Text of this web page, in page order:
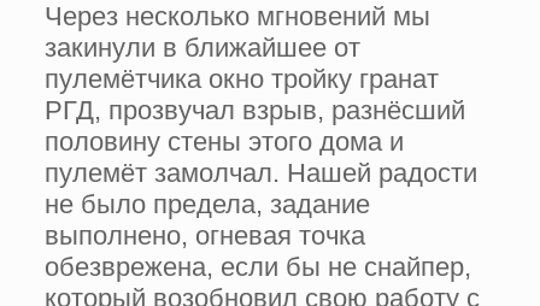
Через несколько мгновений мы
закинули в ближайшее от
пулемётчика окно тройку гранат
РГД, прозвучал взрыв, разнёсший
половину стены этого дома и
пулемёт замолчал. Нашей радости
не было предела, задание
выполнено, огневая точка
обезврежена, если бы не снайпер,
который возобновил свою работу с